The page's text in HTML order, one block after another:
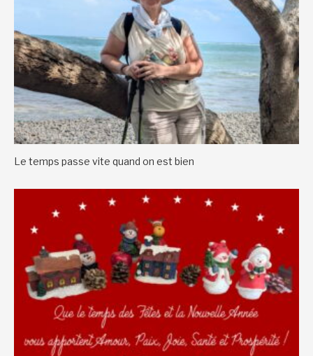
Le temps passe vite quand on est bien